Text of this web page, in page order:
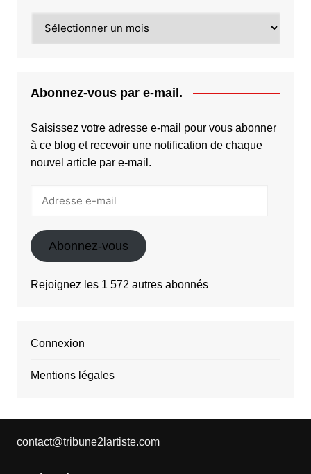
Abonnez-vous par e-mail.
Saisissez votre adresse e-mail pour vous abonner
à ce blog et recevoir une notification de chaque
nouvel article par e-mail.
Abonnez-vous
Rejoignez les 1 572 autres abonnés
Connexion
Mentions légales
contact@tribune2lartiste.com